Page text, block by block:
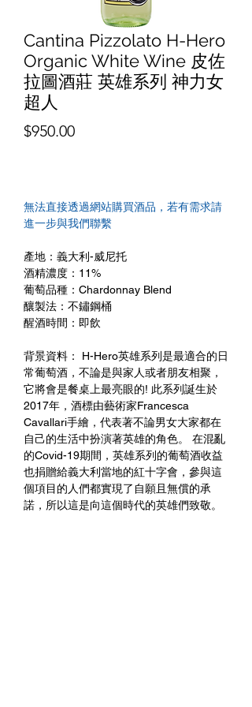
Cantina Pizzolato H-Hero
Organic White Wine 皮佐
拉圖酒莊 英雄系列 神力女
超人
$950.00價
無法直接透過網站購買酒品，若有需求請
進一步與我們聯繫
產地：義大利-威尼托
酒精濃度：11%
葡萄品種：Chardonnay Blend
釀製法：不鏽鋼桶
醒酒時間：即飲
背景資料： H-Hero英雄系列是最適合的日
常葡萄酒，不論是與家人或者朋友相聚，
它將會是餐桌上最亮眼的! 此系列誕生於
2017年，酒標由藝術家Francesca
Cavallari手繪，代表著不論男女大家都在
自己的生活中扮演著英雄的角色。 在混亂
的Covid-19期間，英雄系列的葡萄酒收益
也捐贈給義大利當地的紅十字會，參與這
個項目的人們都實現了自願且無償的承
諾，所以這是向這個時代的英雄們致敬。